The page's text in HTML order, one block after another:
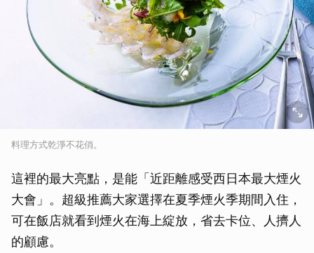
料理方式乾淨不花俏。
這裡的最大亮點，是能「近距離感受西日本最大煙火
大會」。超級推薦大家選擇在夏季煙火季期間入住，
可在飯店就看到煙火在海上綻放，省去卡位、人擠人
的顧慮。